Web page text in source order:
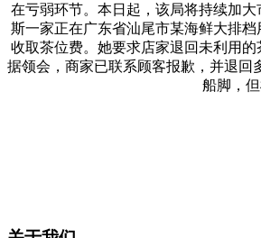
在亏弱环节。本日起，该局将持续加
斯一家正在广东省汕尾市某海鲜大排
收取茶位费。她要求店家退回未利用
据领会，商家已联系顾客报歉，并退
船脚，